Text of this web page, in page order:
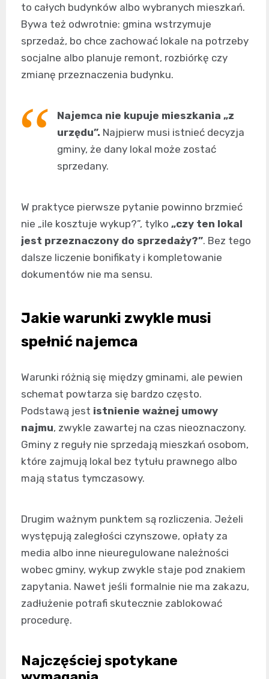
to całych budynków albo wybranych mieszkań.
Bywa też odwrotnie: gmina wstrzymuje
sprzedaż, bo chce zachować lokale na potrzeby
socjalne albo planuje remont, rozbiórkę czy
zmianę przeznaczenia budynku.
Najemca nie kupuje mieszkania „z
urzędu”. Najpierw musi istnieć decyzja
gminy, że dany lokal może zostać
sprzedany.
W praktyce pierwsze pytanie powinno brzmieć
nie „ile kosztuje wykup?”, tylko „czy ten lokal
jest przeznaczony do sprzedaży?”. Bez tego
dalsze liczenie bonifikaty i kompletowanie
dokumentów nie ma sensu.
Jakie warunki zwykle musi
spełnić najemca
Warunki różnią się między gminami, ale pewien
schemat powtarza się bardzo często.
Podstawą jest istnienie ważnej umowy
najmu, zwykle zawartej na czas nieoznaczony.
Gminy z reguły nie sprzedają mieszkań osobom,
które zajmują lokal bez tytułu prawnego albo
mają status tymczasowy.
Drugim ważnym punktem są rozliczenia. Jeżeli
występują zaległości czynszowe, opłaty za
media albo inne nieuregulowane należności
wobec gminy, wykup zwykle staje pod znakiem
zapytania. Nawet jeśli formalnie nie ma zakazu,
zadłużenie potrafi skutecznie zablokować
procedurę.
Najczęściej spotykane